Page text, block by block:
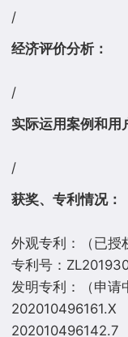
经济评价分析：
实际运用案例和用
获奖、专利情况：
外观专利：（已授
专利号：
发明专利：（申请
202010496161.X
202010496142.7